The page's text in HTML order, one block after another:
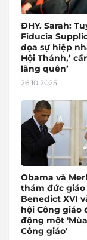
ĐHY. Sarah:
Fiducia
dọa sự hiệp
Hội Thánh,’
lãng quên’
26.10.2025
Obama và
thám đức giáo
Benedict XVI
hội Công giáo
động một
Công giáo'